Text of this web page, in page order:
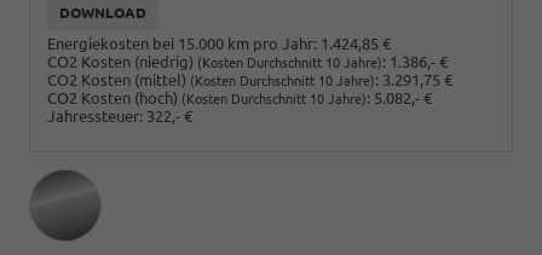
DOWNLOAD
Energiekosten bei 15.000 km pro Jahr: 1.424,85 €
CO2 Kosten (niedrig) (Kosten Durchschnitt 10 Jahre): 1.386,- €
CO2 Kosten (mittel) (Kosten Durchschnitt 10 Jahre): 3.291,75 €
CO2 Kosten (hoch) (Kosten Durchschnitt 10 Jahre): 5.082,- €
Jahressteuer: 322,- €